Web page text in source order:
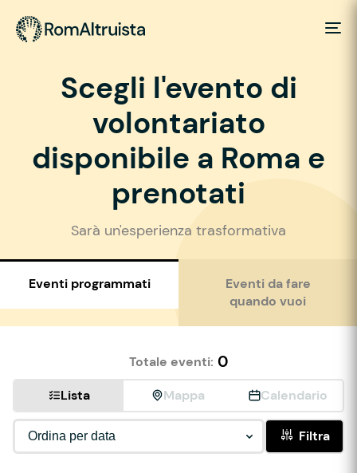
Scegli l'evento di
volontariato
disponibile a Roma e
prenotati
Sarà un'esperienza trasformativa
Eventi programmati
Eventi da fare
quando vuoi
Totale eventi: 0
Lista Mappa Calendario
Filtra